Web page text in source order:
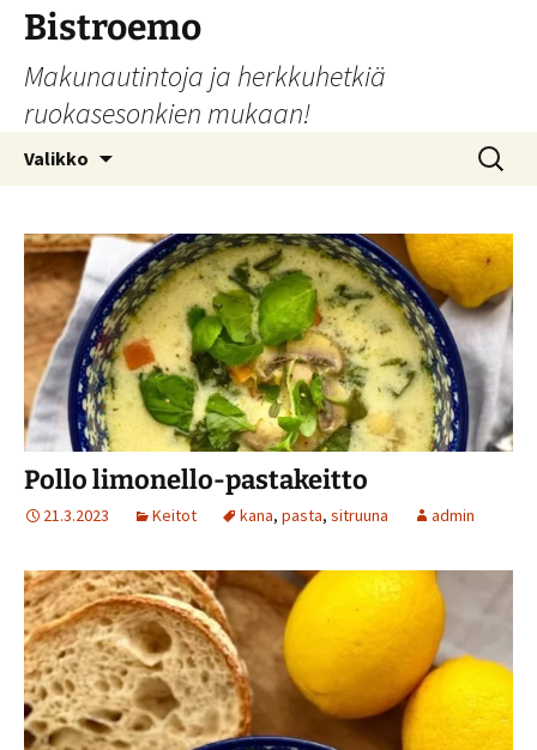
Siirry
sisältöön
Bistroemo
Makunautintoja ja herkkuhetkiä
ruokasesonkien mukaan!
Valikko Haku:
Pollo limonello-pastakeitto
21.3.2023 Keitot kana, pasta, sitruuna admin